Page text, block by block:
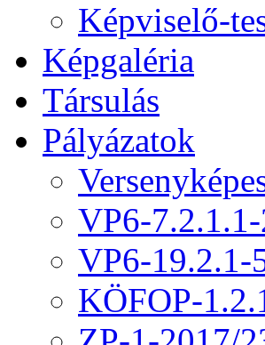
Képviselő-
Képgaléria
Társulás
Pályázatok
VP6-7.2.1.1-
VP6-19.2.1-
KÖFOP-